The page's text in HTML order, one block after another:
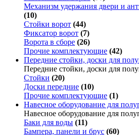
Механизм удержания двери и
(10)
Стойки ворот (44)
Фиксатор ворот (7)
Ворота в сборе (26)
Прочие комплектующие (42)
Передние стойки, доски для
Передние стойки, доски для
Стойки (20)
Доски передние (10)
Прочие комплектующие (1)
Навесное оборудование для
Навесное оборудование для
Баки для воды (11)
Бампера, панели и брус (60)